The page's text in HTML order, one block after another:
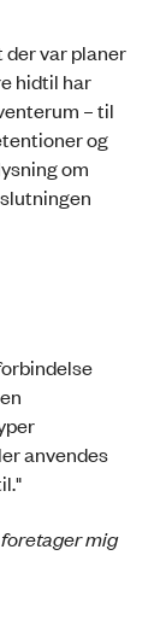
var planer
hidtil har
– til
og
om
anvendes
mig